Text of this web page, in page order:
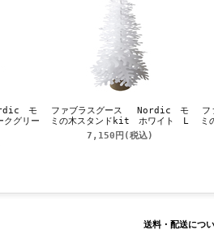
モ
グリー
ファブラスグース Nordic モ
ミの木スタンドkit ホワイト L
7,150円 (税込)
ミ
送料・配送につ